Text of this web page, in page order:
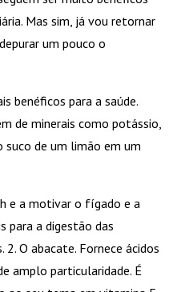
Mas sim, já vou retornar
um pouco o
benéficos para a saúde.
de minerais como potássio,
de um limão em um
e a motivar o fígado e a
para a digestão das
O abacate. Fornece ácidos
amplo particularidade. É